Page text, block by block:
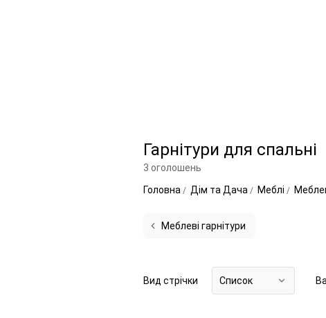
Гарнітури для спальні
3 оголошень
Головна
Дім та Дача Меблі
Меблеві гарнітури
Вид стрічки Список